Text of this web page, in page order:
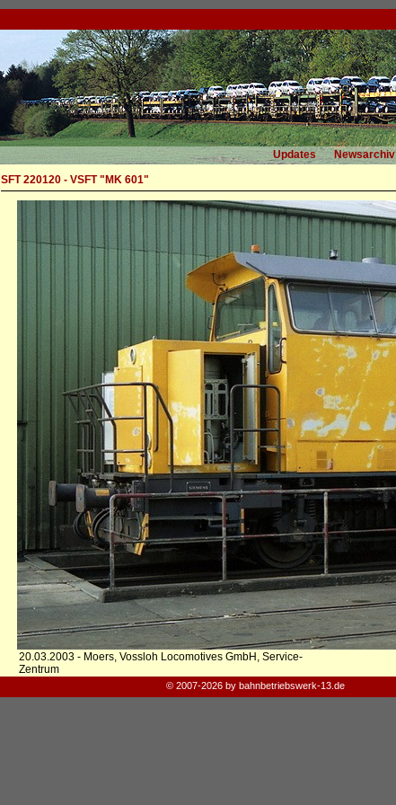
Updates Newsarchiv
SFT 220120 - VSFT "MK 601"
20.03.2003 - Moers, Vossloh Locomotives GmbH, Service-
Zentrum
© 2007-2026 by bahnbetriebswerk-13.de